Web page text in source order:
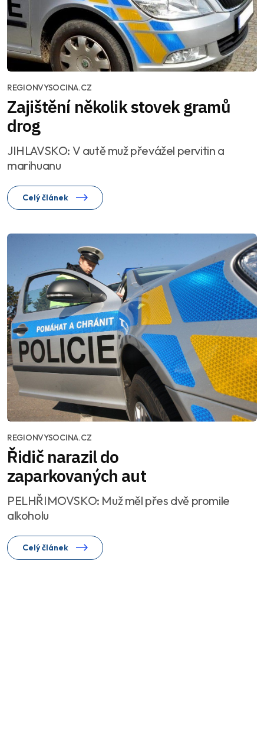
REGIONVYSOCINA.CZ
Zajištění několik stovek gramů
drog
JIHLAVSKO: V autě muž převážel pervitin a
marihuanu
Celý článek
REGIONVYSOCINA.CZ
Řidič narazil do
zaparkovaných aut
PELHŘIMOVSKO: Muž měl přes dvě promile
alkoholu
Celý článek